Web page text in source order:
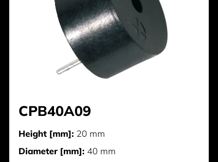
CPB40A09
Height [mm]: 20 mm
Diameter [mm]: 40 mm